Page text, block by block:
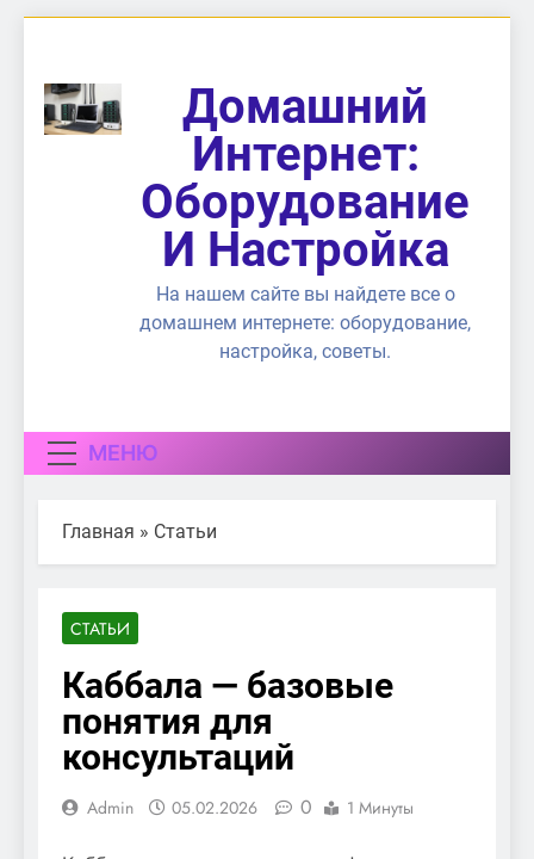
содержимому
Домашний
Интернет:
Оборудование
И Настройка
На нашем сайте вы найдете все о
домашнем интернете: оборудование,
настройка, советы.
МЕНЮ
Главная » Статьи
СТАТЬИ
Каббала — базовые
понятия для
консультаций
Admin 05.02.2026 0 1 Минуты